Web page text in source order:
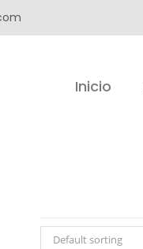
Inicio
Default sorting